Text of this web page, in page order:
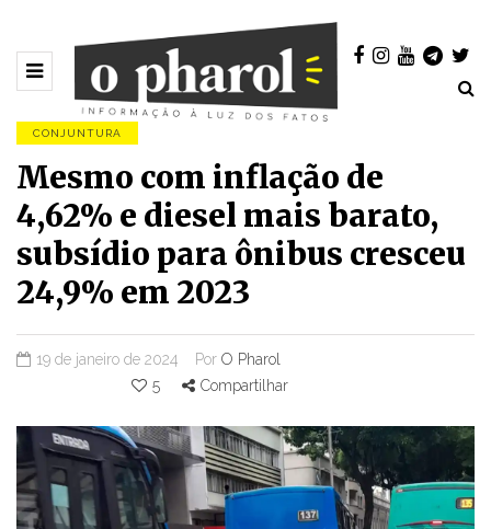
CONJUNTURA
Mesmo com inflação de
4,62% e diesel mais barato,
subsídio para ônibus cresceu
24,9% em 2023
19 de janeiro de 2024 Por O Pharol
5
Compartilhar